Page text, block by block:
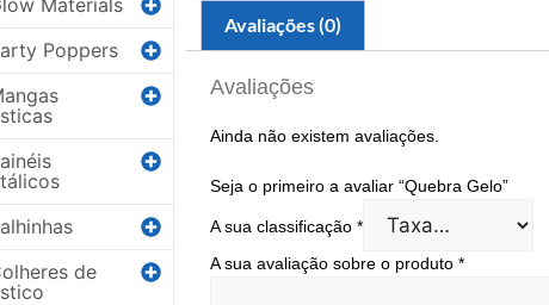
Materials
Poppers
de
Avaliações (0)
Avaliações
Ainda não existem avaliações.
Seja o primeiro a avaliar “Quebra Gelo”
A sua classificação *
A sua avaliação sobre o produto *